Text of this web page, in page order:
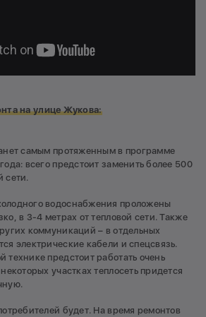
на улице Жукова:
самым протяженным в программе
всего предстоит заменить более 500
сети.
водоснабжения проложены
в 3-4 метрах от тепловой сети. Также
коммуникаций – в отдельных
электрические кабели и спецсвязь.
технике предстоит работать очень
участках теплосеть придется
будет. На время ремонтов